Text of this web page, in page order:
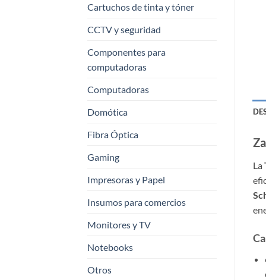
Cartuchos de tinta y tóner
CCTV y seguridad
Componentes para
computadoras
Computadoras
Domótica
Fibra Óptica
Gaming
Impresoras y Papel
Insumos para comercios
Monitores y TV
Notebooks
Otros
La